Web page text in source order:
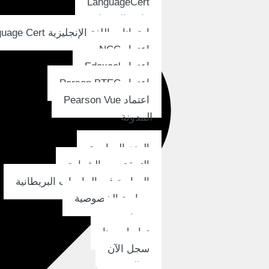
LanguageCert
امتحانات اللغة الإنجليزية Language Cert
اعتماد NCC
اعتماد Edexcel
اعتماد Person BTEC
اعتماد Pearson Vue
المدونة
المنح الدراسية
التحقق من الشهادة
الدراسة في الجامعات البريطانية
سياسة الخصوصية
من نحن
تواصل معنا
سجل الآن